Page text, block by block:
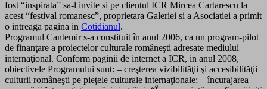
fost “inspirata” sa-l invite si pe clientul ICR Mircea Cartarescu la
acest “festival romanesc”, proprietara Galeriei si a Asociatiei a primit
o intreaga pagina in Cotidianul.
Programul Cantemir s-a constituit în anul 2006, ca un program-pilot
de finanţare a proiectelor culturale româneşti adresate mediului
internaţional. Conform paginii de internet a ICR, in anul 2008,
obiectivele Programului sunt: – creşterea vizibilităţii şi accesibilităţii
culturii româneşti pe pieţele culturale internaţionale; – încurajarea